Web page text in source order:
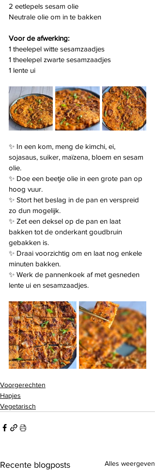
2 eetlepels sesam olie
Neutrale olie om in te bakken
Voor de afwerking:
1 theelepel witte sesamzaadjes
1 theelepel zwarte sesamzaadjes
1 lente ui
✨ In een kom, meng de kimchi, ei,
sojasaus, suiker, maïzena, bloem en sesam
olie.
✨ Doe een beetje olie in een grote pan op
hoog vuur.
✨ Stort het beslag in de pan en verspreid
zo dun mogelijk.
✨ Zet een deksel op de pan en laat
bakken tot de onderkant goudbruin
gebakken is.
✨ Draai voorzichtig om en laat nog enkele
minuten bakken.
✨ Werk de pannenkoek af met gesneden
lente ui en sesamzaadjes.
Voorgerechten
Hapjes
Vegetarisch
Recente blogposts Alles weergeven